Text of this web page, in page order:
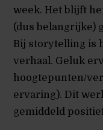
week. Het blijft
(dus belangrijke)
Bij storytelling is
verhaal. Geluk
hoogtepunten/
ervaring). Dit
gemiddeld